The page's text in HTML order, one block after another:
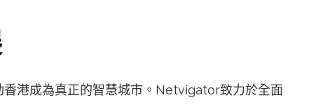
港成為真正的智慧城市。Netvigator致力於全面